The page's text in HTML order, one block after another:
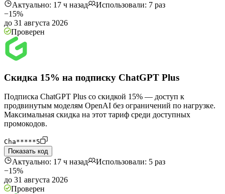
Актуально: 17 ч назад
Использовали: 7 раз
−15%
до 31 августа 2026
Проверен
Скидка 15% на подписку ChatGPT Plus
Подписка ChatGPT Plus со скидкой 15% — доступ к
продвинутым моделям OpenAI без ограничений по нагрузке.
Максимальная скидка на этот тариф среди доступных
промокодов.
Cha*****5
Показать код
Актуально: 17 ч назад
Использовали: 5 раз
−15%
до 31 августа 2026
Проверен